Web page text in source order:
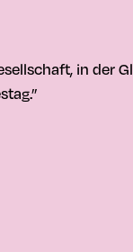
in der